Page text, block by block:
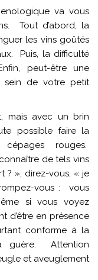
va vous
Tout d’abord, la
les vins goûtés
Puis, la difficulté
peut-être une
sein de votre petit
mais avec un brin
possible faire la
rouges.
de tels vins
? », direz-vous, « je
vous : vous
si vous voyez
d’être en présence
conforme à la
guère. Attention
et aveuglement